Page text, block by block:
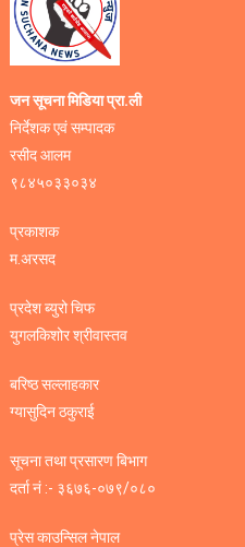
जन सूचना मिडिया प्रा.ली
निर्देशक एवं सम्पादक
रसीद आलम
९८४५०३३०३४
प्रकाशक
म.अरसद
प्रदेश ब्युरो चिफ
युगलकिशोर श्रीवास्तव
बरिष्ठ सल्लाहकार
ग्यासुदिन ठकुराई
सूचना तथा प्रसारण बिभाग
दर्ता नं :- ३६७६-०७९/०८०
प्रेस काउन्सिल नेपाल